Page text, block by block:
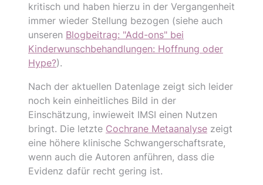
kritisch und haben hierzu in der Vergangenheit
immer wieder Stellung bezogen (siehe auch
unseren Blogbeitrag: "Add-ons" bei
Kinderwunschbehandlungen: Hoffnung oder
Hype?).
Nach der aktuellen Datenlage zeigt sich leider
noch kein einheitliches Bild in der
Einschätzung, inwieweit IMSI einen Nutzen
bringt. Die letzte Cochrane Metaanalyse zeigt
eine höhere klinische Schwangerschaftsrate,
wenn auch die Autoren anführen, dass die
Evidenz dafür recht gering ist.